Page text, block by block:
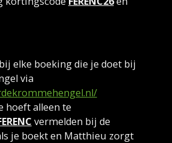
elke boeking die je doet bij
via
hoeft alleen te
vermelden bij de
je boekt en Matthieu zorgt